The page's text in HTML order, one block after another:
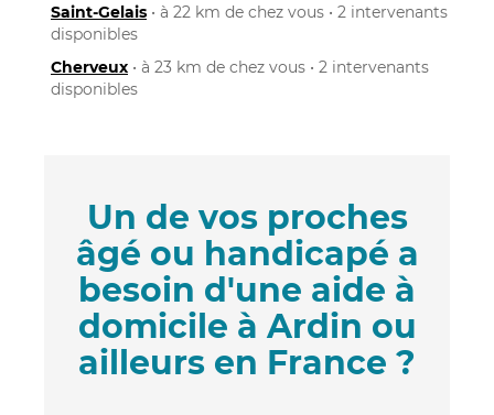
Saint-Gelais • à 22 km de chez vous • 2 intervenants
disponibles
Cherveux • à 23 km de chez vous • 2 intervenants
disponibles
Un de vos proches
âgé ou handicapé a
besoin d'une aide à
domicile à Ardin ou
ailleurs en France ?